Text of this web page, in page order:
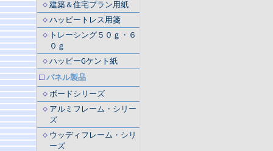
建築＆住宅プラン用紙
ハッピートレス用箋
トレーシング５０ｇ・６
０ｇ
ハッピーGケント紙
パネル製品
ボードシリーズ
アルミフレーム・シリー
ズ
ウッディフレーム・シリ
ーズ